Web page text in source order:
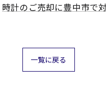
時計のご売却に豊中市で
一覧に戻る